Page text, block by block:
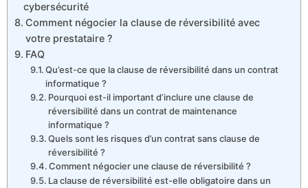
cybersécurité
Comment négocier la clause de réversibilité avec
votre prestataire ?
FAQ
Qu’est-ce que la clause de réversibilité dans un contrat
informatique ?
Pourquoi est-il important d’inclure une clause de
réversibilité dans un contrat de maintenance
informatique ?
Quels sont les risques d’un contrat sans clause de
réversibilité ?
Comment négocier une clause de réversibilité ?
La clause de réversibilité est-elle obligatoire dans un